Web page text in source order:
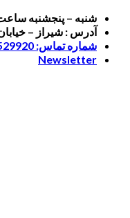
Skip
content
شنبه – پنجشنبه ساعت 8:00 الی
آدرس : شیراز –
شماره تماس: 09365529920
Newsletter